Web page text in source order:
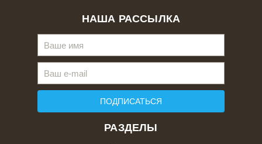
РАЗДЕЛЫ
НАША РАССЫЛКА
ПОДПИСАТЬСЯ